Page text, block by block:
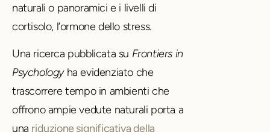
naturali o panoramici e i livelli di
cortisolo, l’ormone dello stress.
Una ricerca pubblicata su Frontiers in
Psychologyha evidenziato che
trascorrere tempo in ambienti che
offrono ampie vedute naturali porta a
una riduzione significativa della